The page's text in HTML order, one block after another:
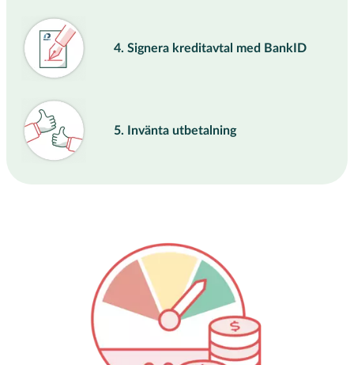
4. Signera kreditavtal med BankID
5. Invänta utbetalning